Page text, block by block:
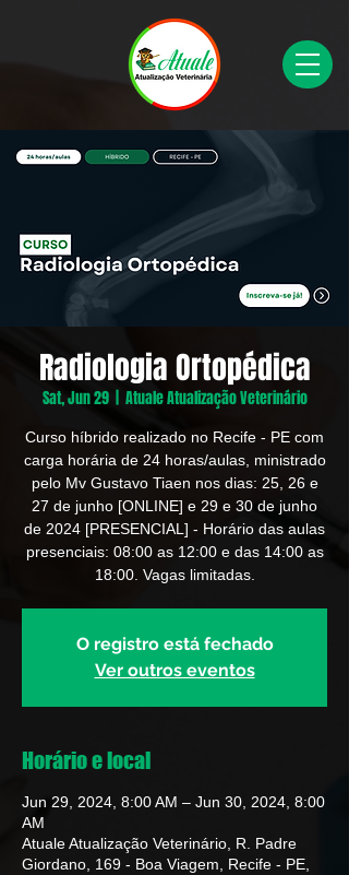
Radiologia Ortopédica
Sat, Jun 29
  |
Atuale Atualização Veterinário
Curso híbrido realizado no Recife - PE com
carga horária de 24 horas/aulas, ministrado
pelo Mv Gustavo Tiaen nos dias: 25, 26 e
27 de junho [ONLINE] e 29 e 30 de junho
de 2024 [PRESENCIAL] - Horário das aulas
presenciais: 08:00 as 12:00 e das 14:00 as
18:00. Vagas limitadas.
O registro está fechado
Ver outros eventos
Horário e local
Jun 29, 2024, 8:00 AM – Jun 30, 2024, 8:00
AM
Atuale Atualização Veterinário, R. Padre
Giordano, 169 - Boa Viagem, Recife - PE,